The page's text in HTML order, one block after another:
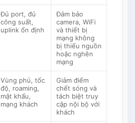
Đủ port, đủ
công suất,
uplink ổn định
Đảm bảo
camera, WiFi
và thiết bị
mạng không
bị thiếu nguồn
hoặc nghẽn
mạng
Vùng phủ, tốc
độ, roaming,
mật khẩu,
mạng khách
Giảm điểm
chết sóng và
tách biệt truy
cập nội bộ với
khách